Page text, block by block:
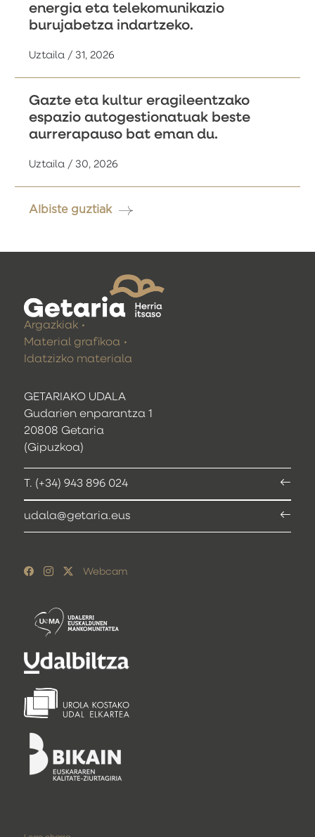
energia eta telekomunikazio
burujabetza indartzeko.
Uztaila / 31, 2026
Gazte eta kultur eragileentzako
espazio autogestionatuak beste
aurrerapauso bat eman du.
Uztaila / 30, 2026
Albiste guztiak
GETARIAKO UDALA
Gudarien enparantza 1
20808 Getaria
(Gipuzkoa)
T. (+34) 943 896 024
udala@getaria.eus
Argazkiak
Material grafikoa
Idatzizko materiala
Webcam